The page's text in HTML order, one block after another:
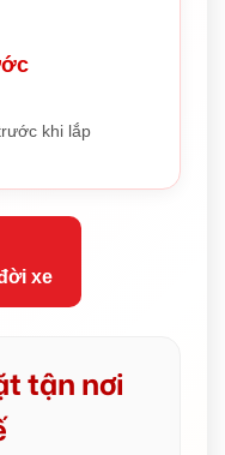
khi lắp
xe
tận nơi